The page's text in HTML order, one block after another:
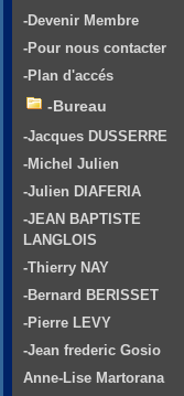
-Devenir Membre
-Pour nous contacter
-Plan d'accés
-Bureau
-Jacques DUSSERRE
-Michel Julien
-Julien DIAFERIA
-JEAN BAPTISTE
LANGLOIS
-Thierry NAY
-Bernard BERISSET
-Pierre LEVY
-Jean frederic Gosio
Anne-Lise Martorana